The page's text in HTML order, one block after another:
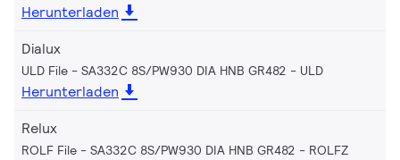
Herunterladen
Dialux
ULD File - SA332C 8S/PW930 DIA HNB GR482 ULD
Herunterladen
Relux
ROLF File - SA332C 8S/PW930 DIA HNB GR482 ROLFZ